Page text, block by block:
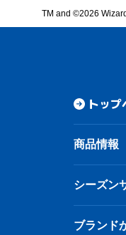
TM and ©2026
トッ
商品情報
シーズン
ブランド